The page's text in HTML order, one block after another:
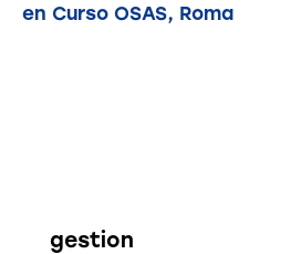
en Curso OSAS, Roma
gestion